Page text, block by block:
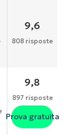
9,6
808 risposte
9,8
897 risposte
Prova gratuita